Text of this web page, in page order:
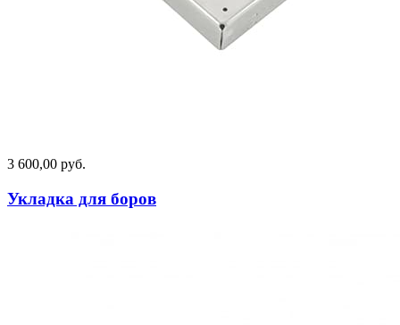
3 600,00 руб.
Укладка для боров